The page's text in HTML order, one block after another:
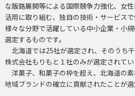
な販路展開等による国際競争力強化、女
活用に取り組む、独自の技術・サービス
様々な分野で活躍している中小企業・小
選定するものです。
北海道では25社が選定され、そのうち千
株式会社もりもと１社のみが選定されてい
洋菓子、和菓子の枠を超え、北海道の
地域ブランドの確立に貢献されたことが選